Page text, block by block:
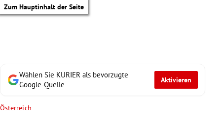
Zum Hauptinhalt der Seite
Wählen Sie KURIER als bevorzugte
Google-Quelle
Aktivieren
Österreich